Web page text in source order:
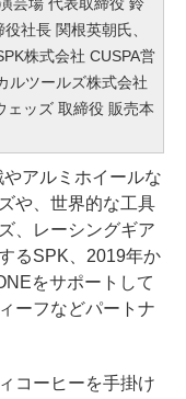
社長 関根英朝氏、
株式会社 CUSPA営
ルツールズ株式会社
ェッズ 取締役 販売本
アルミホイールな
や、世界的な工具
、レーシングギア
るSPK、2019年か
をサポートして
ーフなどパートナ
コーヒーを手掛け